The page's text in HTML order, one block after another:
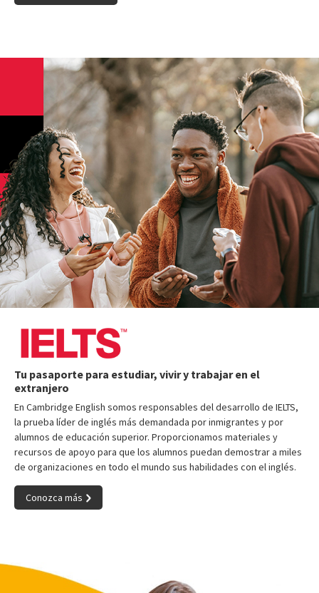
Tu pasaporte para estudiar, vivir y trabajar en el
extranjero
En Cambridge English somos responsables del desarrollo de IELTS,
la prueba líder de inglés más demandada por inmigrantes y por
alumnos de educación superior. Proporcionamos materiales y
recursos de apoyo para que los alumnos puedan demostrar a miles
de organizaciones en todo el mundo sus habilidades con el inglés.
Conozca más